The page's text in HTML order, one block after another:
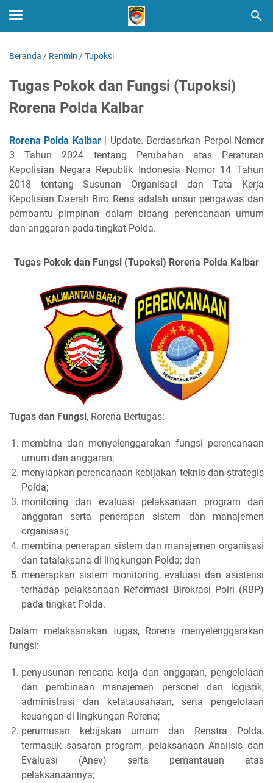
Beranda / Renmin /Tupoksi
Tugas Pokok dan Fungsi (Tupoksi)
Rorena Polda Kalbar
Rorena Polda Kalbar| Update. Berdasarkan Perpol Nomor
3 Tahun 2024 tentang Perubahan atas Peraturan
Kepolisian Negara Republik Indonesia Nomor 14 Tahun
2018 tentang Susunan Organisasi dan Tata Kerja
Kepolisian Daerah Biro Rena adalah unsur pengawas dan
pembantu pimpinan dalam bidang perencanaan umum
dan anggaran pada tingkat Polda.
Tugas Pokok dan Fungsi (Tupoksi) Rorena Polda Kalbar
Tugas dan Fungsi, Rorena Bertugas:
membina dan menyelenggarakan fungsi perencanaan
umum dan anggaran;
menyiapkan perencanaan kebijakan teknis dan strategis
Polda;
monitoring dan evaluasi pelaksanaan program dan
anggaran serta penerapan sistem dan manajemen
organisasi;
membina penerapan sistem dan manajemen organisasi
dan tatalaksana di lingkungan Polda; dan
menerapkan sistem monitoring, evaluasi dan asistensi
terhadap pelaksanaan Reformasi Birokrasi Polri (RBP)
pada tingkat Polda.
Dalam melaksanakan tugas, Rorena menyelenggarakan
fungsi:
penyusunan rencana kerja dan anggaran, pengelolaan
dan pembinaan manajemen personel dan logistik,
administrasi dan ketatausahaan, serta pengelolaan
keuangan di lingkungan Rorena;
perumusan kebijakan umum dan Renstra Polda,
termasuk sasaran program, pelaksanaan Analisis dan
Evaluasi (Anev) serta pemantauan atas
pelaksanaannya;